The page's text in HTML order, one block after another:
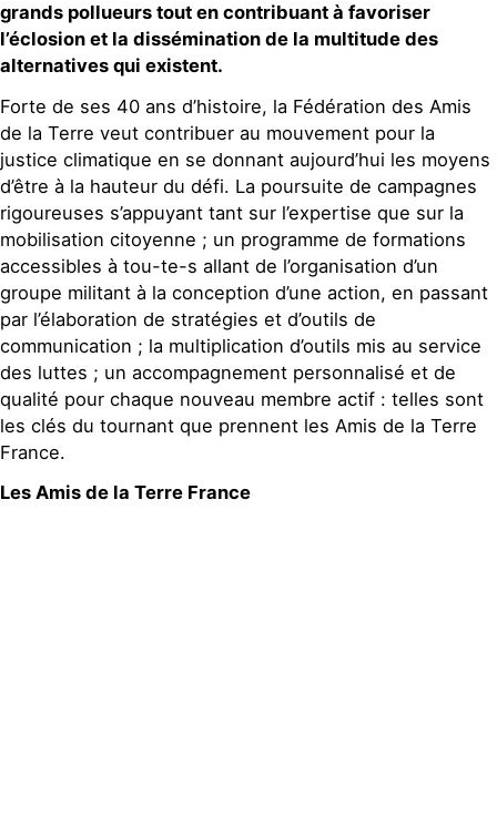
grands pollueurs tout en contribuant à favoriser
l’éclosion et la dissémination de la multitude des
alternatives qui existent.
Forte de ses 40 ans d’histoire, la Fédération des Amis
de la Terre veut contribuer au mouvement pour la
justice climatique en se donnant aujourd’hui les moyens
d’être à la hauteur du défi. La poursuite de campagnes
rigoureuses s’appuyant tant sur l’expertise que sur la
mobilisation citoyenne ; un programme de formations
accessibles à tou-te-s allant de l’organisation d’un
groupe militant à la conception d’une action, en passant
par l’élaboration de stratégies et d’outils de
communication ; la multiplication d’outils mis au service
des luttes ; un accompagnement personnalisé et de
qualité pour chaque nouveau membre actif : telles sont
les clés du tournant que prennent les Amis de la Terre
France.
Les Amis de la Terre France